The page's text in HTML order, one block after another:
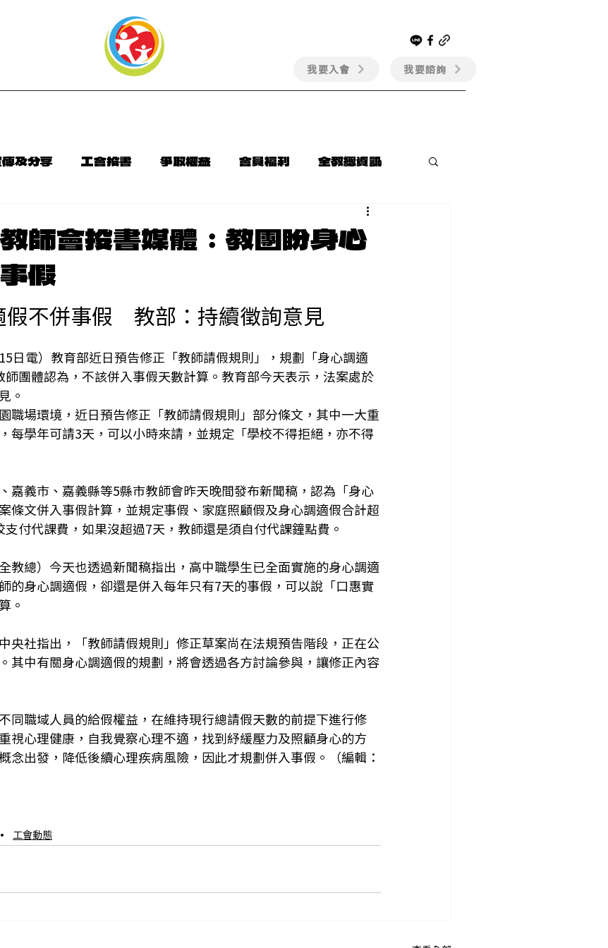
我要入會 我要諮詢
及分享 工會投書 爭取權益 會員福利 全教總資訊
師會投書媒體：教團盼身心
假
不併事假　教部：持續徵詢意見
日電）教育部近日預告修正「教師請假規則」，規劃「身心調適
團體認為，不該併入事假天數計算。教育部今天表示，法案處於
。
職場環境，近日預告修正「教師請假規則」部分條文，其中一大重
每學年可請3天，可以小時來請，並規定「學校不得拒絕，亦不得
嘉義市、嘉義縣等5縣市教師會昨天晚間發布新聞稿，認為「身心
條文併入事假計算，並規定事假、家庭照顧假及身心調適假合計超
付代課費，如果沒超過7天，教師還是須自付代課鐘點費。
教總）今天也透過新聞稿指出，高中職學生已全面實施的身心調適
的身心調適假，卻還是併入每年只有7天的事假，可以說「口惠實
。
央社指出，「教師請假規則」修正草案尚在法規預告階段，正在公
其中有關身心調適假的規劃，將會透過各方討論參與，讓修正內容
同職域人員的給假權益，在維持現行總請假天數的前提下進行修
視心理健康，自我覺察心理不適，找到紓緩壓力及照顧身心的方
念出發，降低後續心理疾病風險，因此才規劃併入事假。（編輯：
工會動態